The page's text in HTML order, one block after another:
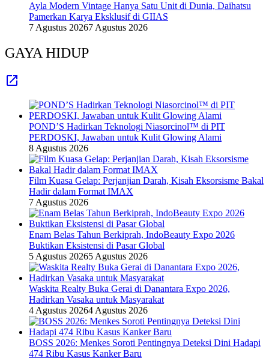
Ayla Modern Vintage Hanya Satu Unit di Dunia, Daihatsu
Pamerkan Karya Eksklusif di GIIAS
7 Agustus 20267 Agustus 2026
GAYA HIDUP
POND’S Hadirkan Teknologi Niasorcinol™ di PIT
PERDOSKI, Jawaban untuk Kulit Glowing Alami
8 Agustus 2026
Film Kuasa Gelap: Perjanjian Darah, Kisah Eksorsisme Bakal
Hadir dalam Format IMAX
7 Agustus 2026
Enam Belas Tahun Berkiprah, IndoBeauty Expo 2026
Buktikan Eksistensi di Pasar Global
5 Agustus 20265 Agustus 2026
Waskita Realty Buka Gerai di Danantara Expo 2026,
Hadirkan Vasaka untuk Masyarakat
4 Agustus 20264 Agustus 2026
BOSS 2026: Menkes Soroti Pentingnya Deteksi Dini Hadapi
474 Ribu Kasus Kanker Baru